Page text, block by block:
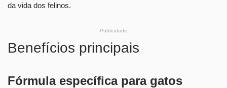
da vida dos felinos.
Publicidade
Benefícios principais
Fórmula específica para gatos